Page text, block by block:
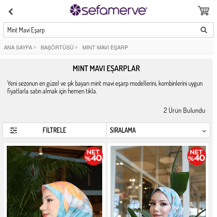
Mint Mavi Eşarp
ANA SAYFA > BAŞÖRTÜSÜ > MINT MAVI EŞARP
MINT MAVI EŞARPLAR
Yeni sezonun en güzel ve şık bayan mint mavi eşarp modellerini, kombinlerini uygun
fiyatlarla satın almak için hemen tıkla.
2 Ürün Bulundu
FİLTRELE